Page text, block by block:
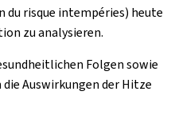
du risque intempéries) heute
zu analysieren.
Folgen sowie
Auswirkungen der Hitze